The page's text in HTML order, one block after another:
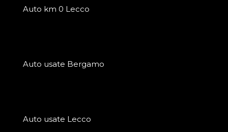
Auto km 0 Lecco
Auto usate Bergamo
Auto usate Lecco